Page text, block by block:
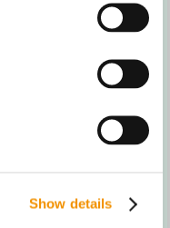
Show details